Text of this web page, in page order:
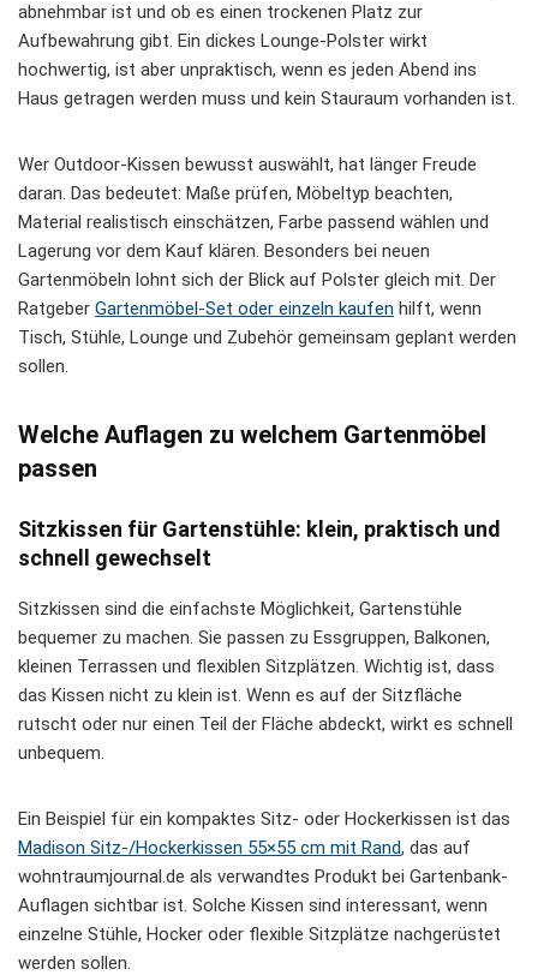
abnehmbar ist und ob es einen trockenen Platz zur
Aufbewahrung gibt. Ein dickes Lounge-Polster wirkt
hochwertig, ist aber unpraktisch, wenn es jeden Abend ins
Haus getragen werden muss und kein Stauraum vorhanden ist.
Wer Outdoor-Kissen bewusst auswählt, hat länger Freude
daran. Das bedeutet: Maße prüfen, Möbeltyp beachten,
Material realistisch einschätzen, Farbe passend wählen und
Lagerung vor dem Kauf klären. Besonders bei neuen
Gartenmöbeln lohnt sich der Blick auf Polster gleich mit. Der
Ratgeber Gartenmöbel-Set oder einzeln kaufen hilft, wenn
Tisch, Stühle, Lounge und Zubehör gemeinsam geplant werden
sollen.
Welche Auflagen zu welchem Gartenmöbel
passen
Sitzkissen für Gartenstühle: klein, praktisch und
schnell gewechselt
Sitzkissen sind die einfachste Möglichkeit, Gartenstühle
bequemer zu machen. Sie passen zu Essgruppen, Balkonen,
kleinen Terrassen und flexiblen Sitzplätzen. Wichtig ist, dass
das Kissen nicht zu klein ist. Wenn es auf der Sitzfläche
rutscht oder nur einen Teil der Fläche abdeckt, wirkt es schnell
unbequem.
Ein Beispiel für ein kompaktes Sitz- oder Hockerkissen ist das
Madison Sitz-/Hockerkissen 55×55 cm mit Rand, das auf
wohntraumjournal.de als verwandtes Produkt bei Gartenbank-
Auflagen sichtbar ist. Solche Kissen sind interessant, wenn
einzelne Stühle, Hocker oder flexible Sitzplätze nachgerüstet
werden sollen.